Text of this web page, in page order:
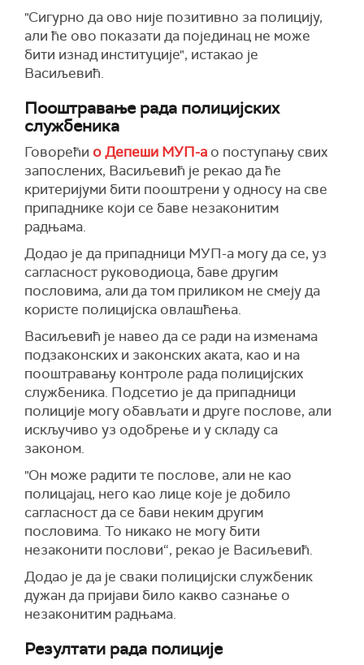
"Сигурно да ово није позитивно за полицију,
али ће ово показати да појединац не може
бити изнад институције", истакао је
Васиљевић.
Пооштравање рада полицијских
службеника
Говорећи о Депеши МУП-а о поступању свих
запослених, Васиљевић је рекао да ће
критеријуми бити пооштрени у односу на све
припаднике који се баве незаконитим
радњама.
Додао је да припадници МУП-а могу да се, уз
сагласност руководиоца, баве другим
пословима, али да том приликом не смеју да
користе полицијска овлашћења.
Васиљевић је навео да се ради на изменама
подзаконских и законских аката, као и на
пооштравању контроле рада полицијских
службеника. Подсетио је да припадници
полиције могу обављати и друге послове, али
искључиво уз одобрење и у складу са
законом.
"Он може радити те послове, али не као
полицајац, него као лице које је добило
сагласност да се бави неким другим
пословима. То никако не могу бити
незаконити послови“, рекао је Васиљевић.
Додао је да је сваки полицијски службеник
дужан да пријави било какво сазнање о
незаконитим радњама.
Резултати рада полиције